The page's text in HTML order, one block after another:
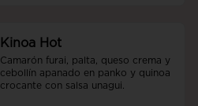
Kinoa Hot
Camarón furai, palta, queso crema y
cebollín apanado en panko y quinoa
crocante con salsa unagui.